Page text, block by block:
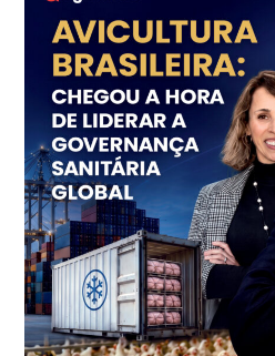
Ovo Vermelho - Regional
Grande São Paulo (SP)
R$ 153,38
cx
Ovo Vermelho - Regional
Vermelho
R$ 156,33
cx
Ovo Branco - Regional
Bastos (SP)
R$ 134,40
cx